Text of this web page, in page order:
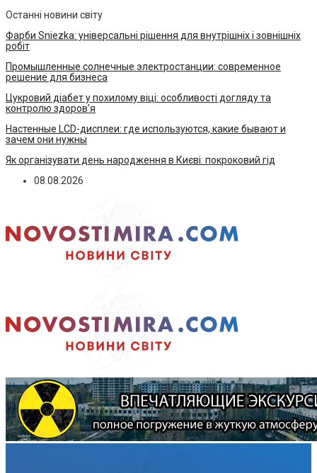
Останні новини світу
Фарби Sniezka: універсальні рішення для внутрішніх і зовнішніх
робіт
Промышленные солнечные электростанции: современное
решение для бизнеса
Цукровий діабет у похилому віці: особливості догляду та
контролю здоров’я
Настенные LCD-дисплеи: где используются, какие бывают и
зачем они нужны
Як організувати день народження в Києві: покроковий гід
08.08.2026